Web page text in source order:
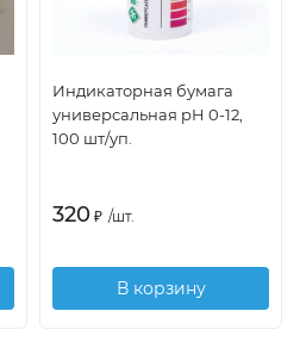
Индикаторная бумага
универсальная pH 0-12,
100 шт/уп.
320 ₽ /шт.
В корзину